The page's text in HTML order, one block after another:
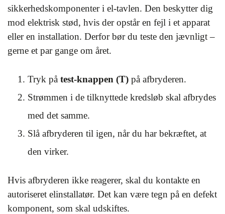
sikkerhedskomponenter i el-tavlen. Den beskytter dig
mod elektrisk stød, hvis der opstår en fejl i et apparat
eller en installation. Derfor bør du teste den jævnligt –
gerne et par gange om året.
Tryk på test-knappen (T) på afbryderen.
Strømmen i de tilknyttede kredsløb skal afbrydes
med det samme.
Slå afbryderen til igen, når du har bekræftet, at
den virker.
Hvis afbryderen ikke reagerer, skal du kontakte en
autoriseret elinstallatør. Det kan være tegn på en defekt
komponent, som skal udskiftes.